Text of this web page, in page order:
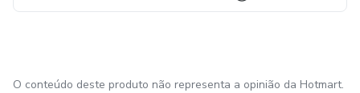
O conteúdo deste produto não representa a opinião da Hotmart.